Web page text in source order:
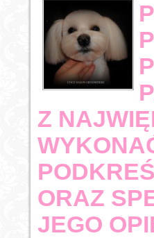
Z
ORAZ
JEGO